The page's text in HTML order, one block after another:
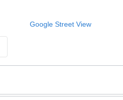
Google Street View